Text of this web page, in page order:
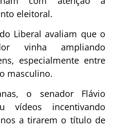
eleitoral.
Liberal avaliam que o
vinha ampliando
especialmente entre
masculino.
o senador Flávio
vídeos incentivando
a tirarem o título de